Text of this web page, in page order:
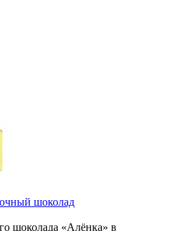
шоколад
шоколада «Алёнка» в